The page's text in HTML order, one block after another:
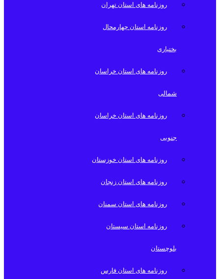
روزنامه های استان تهران
روزنامه استان چهارمحال
بختیاری
روزنامه های استان خراسان
شمالی
روزنامه های استان خراسان
جنوبی
روزنامه های استان خوزستان
روزنامه های استان زنجان
روزنامه های استان سمنان
روزنامه استان سیستان
بلوچستان
روزنامه های استان فارس